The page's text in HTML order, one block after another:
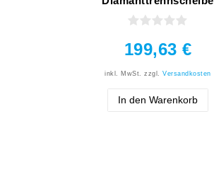
199,63 €
inkl. MwSt. zzgl.Versandkosten
In den Warenkorb